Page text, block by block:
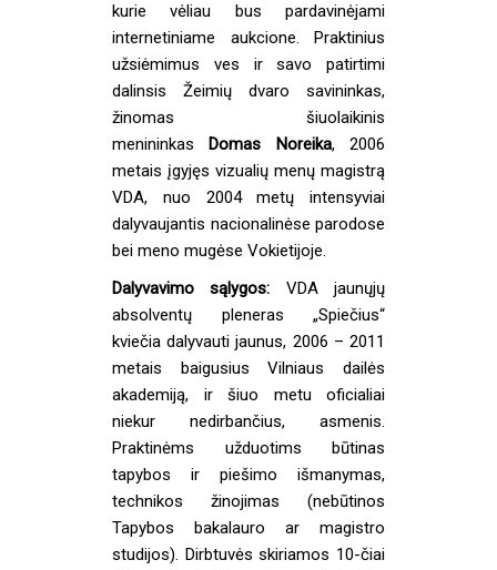
kurie vėliau bus pardavinėjami
internetiniame aukcione. Praktinius
užsiėmimus ves ir savo patirtimi
dalinsis Žeimių dvaro savininkas,
žinomas šiuolaikinis
menininkasDomas Noreika, 2006
metais įgyjęs vizualių menų magistrą
VDA, nuo 2004 metų intensyviai
dalyvaujantis nacionalinėse parodose
bei meno mugėse Vokietijoje.
Dalyvavimo sąlygos: VDA jaunųjų
absolventų pleneras „Spiečius“
kviečia dalyvauti jaunus, 2006 – 2011
metais baigusius Vilniaus dailės
akademiją, ir šiuo metu oficialiai
niekur nedirbančius, asmenis.
Praktinėms užduotims būtinas
tapybos ir piešimo išmanymas,
technikos žinojimas (nebūtinos
Tapybos bakalauro ar magistro
studijos). Dirbtuvės skiriamos 10-čiai